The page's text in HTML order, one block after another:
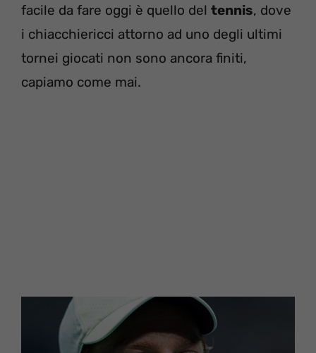
facile da fare oggi è quello del tennis, dove
i chiacchiericci attorno ad uno degli ultimi
tornei giocati non sono ancora finiti,
capiamo come mai.